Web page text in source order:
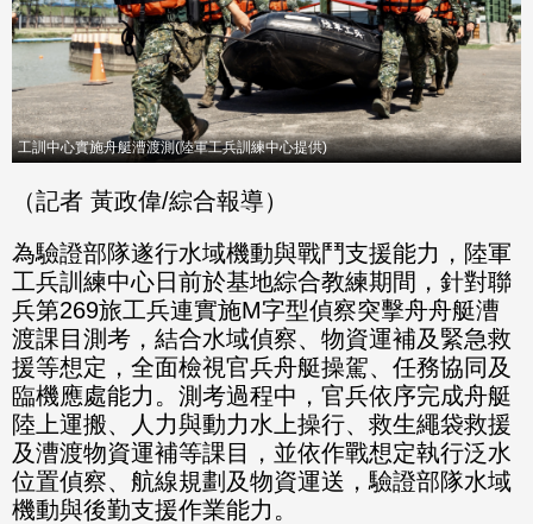
ok
工訓中心實施舟艇漕渡測(陸軍工兵訓練中心提供)
（記者 黃政偉/綜合報導）
為驗證部隊遂行水域機動與戰鬥支援能力，陸軍
工兵訓練中心日前於基地綜合教練期間，針對聯
兵第269旅工兵連實施M字型偵察突擊舟舟艇漕
渡課目測考，結合水域偵察、物資運補及緊急救
援等想定，全面檢視官兵舟艇操駕、任務協同及
臨機應處能力。測考過程中，官兵依序完成舟艇
陸上運搬、人力與動力水上操行、救生繩袋救援
及漕渡物資運補等課目，並依作戰想定執行泛水
位置偵察、航線規劃及物資運送，驗證部隊水域
機動與後勤支援作業能力。